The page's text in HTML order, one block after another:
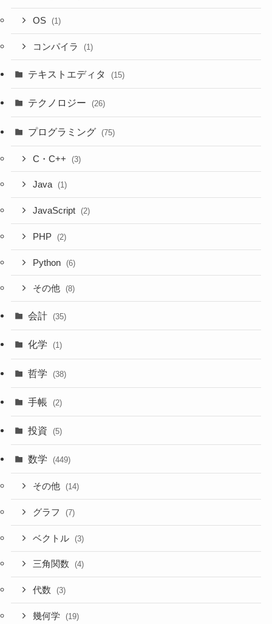
OS (1)
コンパイラ (1)
テキストエディタ (15)
テクノロジー (26)
プログラミング (75)
C・C++ (3)
Java (1)
JavaScript (2)
PHP (2)
Python (6)
その他 (8)
会計 (35)
化学 (1)
哲学 (38)
手帳 (2)
投資 (5)
数学 (449)
その他 (14)
グラフ (7)
ベクトル (3)
三角関数 (4)
代数 (3)
幾何学 (19)